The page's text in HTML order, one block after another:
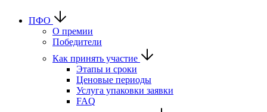
ПФО
О премии
Победители
Как принять участие
Этапы и сроки
Ценовые периоды
Услуга упаковки заявки
FAQ